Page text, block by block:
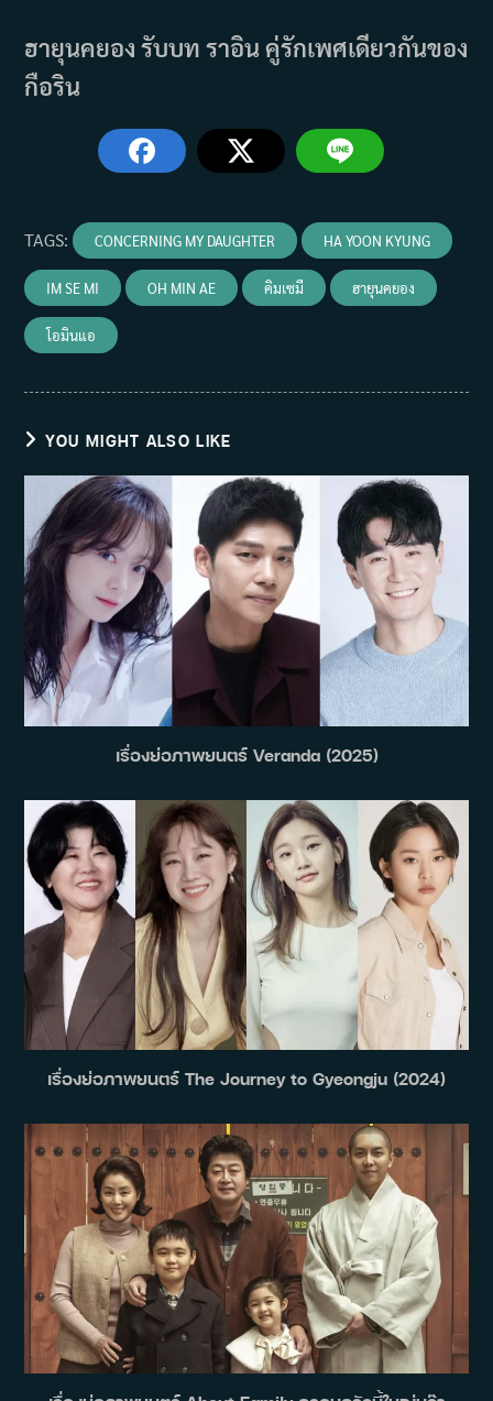
ฮายุนคยอง รับบท ราอิน คู่รักเพศเดียวกันของ
กือริน
TAGS: CONCERNING MY DAUGHTER HA YOON KYUNG
IM SE MI OH MIN AE คิมเซมี ฮายุนคยอง
โอมินแอ
YOU MIGHT ALSO LIKE
เรื่องย่อภาพยนตร์ Veranda (2025)
เรื่องย่อภาพยนตร์ The Journey to Gyeongju (2024)